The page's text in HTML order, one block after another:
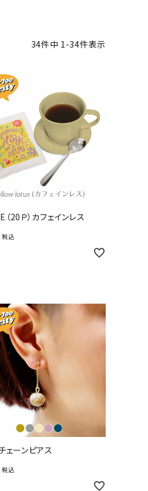
34件中 1 -34件表示
20Ｐ）カフェインレス
税込
ェーンピアス
税込